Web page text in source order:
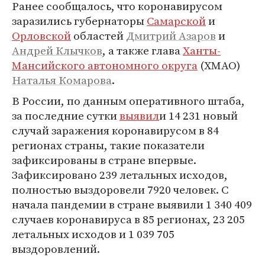
Ранее сообщалось, что коронавирусом
заразились губернаторыСамарскойи
ОрловскойобластейДмитрий Азарови
Андрей Клычков, а также главаХанты-
Мансийского автономного округа (ХМАО)
Наталья Комарова.
В России, по данным оперативного штаба,
за последние суткивыявили 14 231 новый
случай заражения коронавирусом в 84
регионах страны, такие показатели
зафиксированы в стране впервые.
Зафиксировано 239 летальных исходов,
полностью выздоровели 7920 человек. С
начала пандемии в стране выявили 1 340 409
случаев коронавируса в 85 регионах, 23 205
летальных исходов и 1 039 705
выздоровлений.